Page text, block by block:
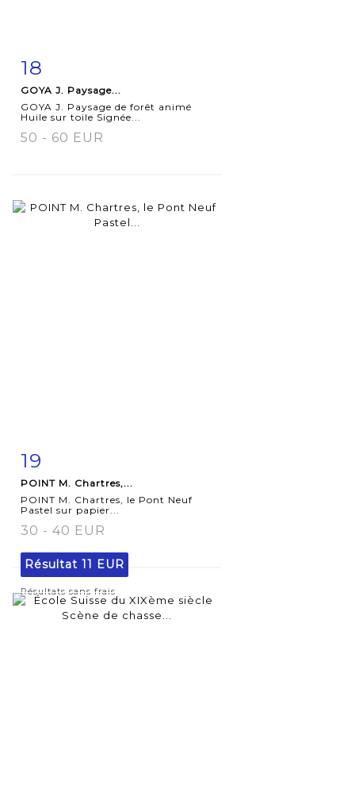
détaillée
18
GOYA J. Paysage...
GOYA J. Paysage de forêt animé
Huile sur toile Signée...
50 - 60 EUR
19
POINT M. Chartres,...
POINT M. Chartres, le Pont Neuf
Pastel sur papier...
30 - 40 EUR
Résultat 11 EUR
Résultats sans frais